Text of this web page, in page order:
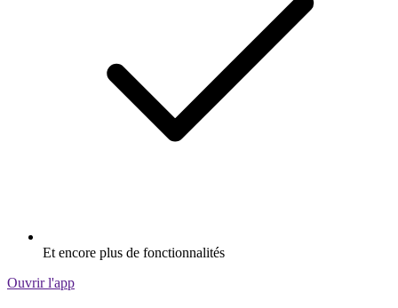
Et encore plus de fonctionnalités
Ouvrir l'app